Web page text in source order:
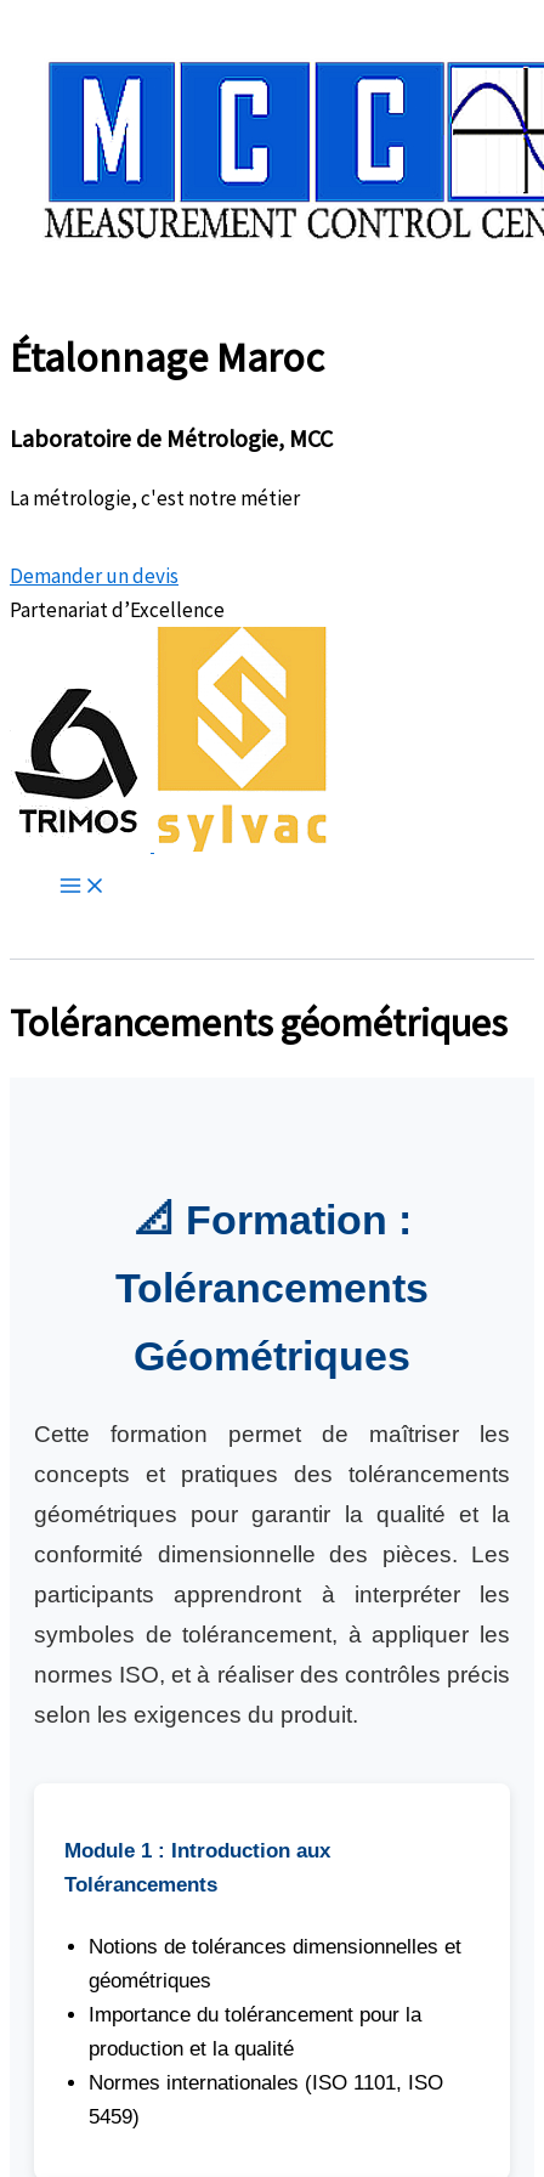
ÉtalonnageMaroc
Laboratoire de Métrologie, MCC
La métrologie, c'est notre métier
Demander un devis
Partenariat d’Excellence
Tolérancements géométriques
📐 Formation :
Tolérancements
Géométriques
Cette formation permet de maîtriser les
concepts et pratiques des tolérancements
géométriques pour garantir la qualité et la
conformité dimensionnelle des pièces. Les
participants apprendront à interpréter les
symboles de tolérancement, à appliquer les
normes ISO, et à réaliser des contrôles précis
selon les exigences du produit.
Module 1 : Introduction aux
Tolérancements
Notions de tolérances dimensionnelles et
géométriques
Importance du tolérancement pour la
production et la qualité
Normes internationales (ISO 1101, ISO
5459)